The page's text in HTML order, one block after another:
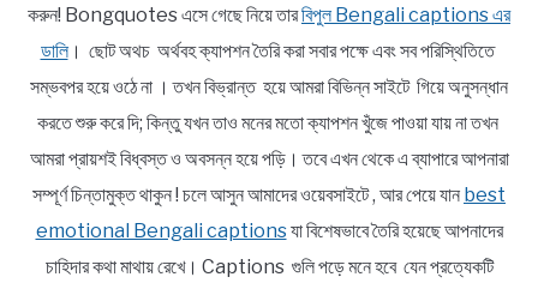
করুন! Bongquotes এসে গেছে নিয়ে তারবিপুল Bengali captions এর
ডালি। ছোট অথচ অর্থবহ ক্যাপশন তৈরি করা সবার পক্ষে এবং সব পরিস্থিতিতে
সম্ভবপর হয়ে ওঠে না । তখন বিভ্রান্ত হয়ে আমরা বিভিন্ন সাইটে গিয়ে অনুসন্ধান
করতে শুরু করে দি; কিন্তু যখন তাও মনের মতো ক্যাপশন খুঁজে পাওয়া যায় না তখন
আমরা প্রায়শই বিধ্বস্ত ও অবসন্ন হয়ে পড়ি। তবে এখন থেকে এ ব্যাপারে আপনারা
সম্পূর্ণ চিন্তামুক্ত থাকুন ! চলে আসুন আমাদের ওয়েবসাইটে , আর পেয়ে যান best
emotional Bengali captionsযা বিশেষভাবে তৈরি হয়েছে আপনাদের
চাহিদার কথা মাথায় রেখে। Captions গুলি পড়ে মনে হবে যেন প্রত্যেকটি